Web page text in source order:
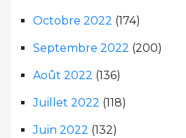
Octobre 2022 (174)
Septembre 2022 (200)
Août 2022 (136)
Juillet 2022 (118)
Juin 2022 (132)